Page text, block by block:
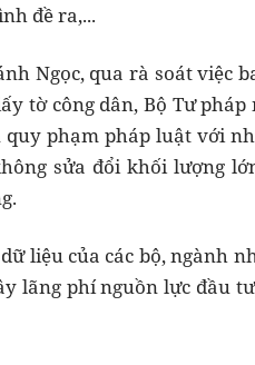
đề ra,...
Ngọc, qua rà soát việc
tờ công dân, Bộ Tư
phạm pháp luật với
sửa đổi khối lượng
liệu của các bộ, ngành
lãng phí nguồn lực đầu